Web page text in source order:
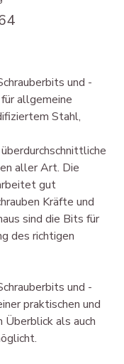
und -
allgemeine
Stahl,
aller Art. Die
gut
Kräfte und
sind die Bits für
des richtigen
und -
praktischen und
als auch